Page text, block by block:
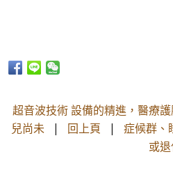
超音波技術 設備的精進，醫療
兒尚未 | 回上頁 | 症候群、
或